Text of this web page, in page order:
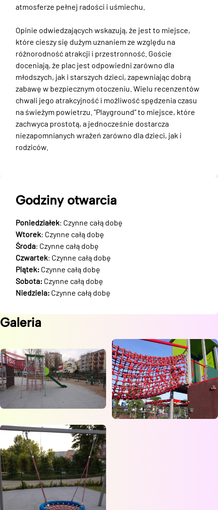
atmosferze pełnej radości i uśmiechu.
Opinie odwiedzających wskazują, że jest to miejsce,
które cieszy się dużym uznaniem ze względu na
różnorodność atrakcji i przestronność. Goście
doceniają, że plac jest odpowiedni zarówno dla
młodszych, jak i starszych dzieci, zapewniając dobrą
zabawę w bezpiecznym otoczeniu. Wielu recenzentów
chwali jego atrakcyjność i możliwość spędzenia czasu
na świeżym powietrzu. "Playground" to miejsce, które
zachwyca prostotą, a jednocześnie dostarcza
niezapomnianych wrażeń zarówno dla dzieci, jak i
rodziców.
Godziny otwarcia
Poniedziałek: Czynne całą dobę
Wtorek: Czynne całą dobę
Środa: Czynne całą dobę
Czwartek: Czynne całą dobę
Piątek: Czynne całą dobę
Sobota: Czynne całą dobę
Niedziela: Czynne całą dobę
Galeria